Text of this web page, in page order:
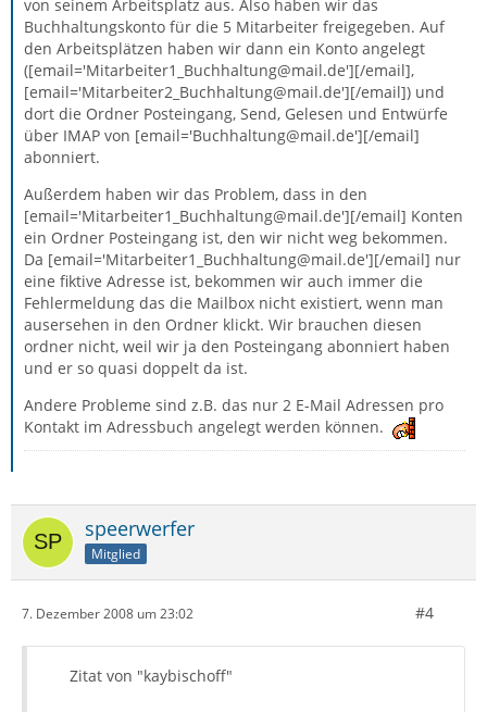
von seinem Arbeitsplatz aus. Also haben wir das
Buchhaltungskonto für die 5 Mitarbeiter freigegeben. Auf
den Arbeitsplätzen haben wir dann ein Konto angelegt
([email='Mitarbeiter1_Buchhaltung@mail.de'][/email],
[email='Mitarbeiter2_Buchhaltung@mail.de'][/email]) und
dort die Ordner Posteingang, Send, Gelesen und Entwürfe
über IMAP von [email='Buchhaltung@mail.de'][/email]
abonniert.
Außerdem haben wir das Problem, dass in den
[email='Mitarbeiter1_Buchhaltung@mail.de'][/email] Konten
ein Ordner Posteingang ist, den wir nicht weg bekommen.
Da [email='Mitarbeiter1_Buchhaltung@mail.de'][/email] nur
eine fiktive Adresse ist, bekommen wir auch immer die
Fehlermeldung das die Mailbox nicht existiert, wenn man
ausersehen in den Ordner klickt. Wir brauchen diesen
ordner nicht, weil wir ja den Posteingang abonniert haben
und er so quasi doppelt da ist.
Andere Probleme sind z.B. das nur 2 E-Mail Adressen pro
Kontakt im Adressbuch angelegt werden können.
speerwerfer
Mitglied
7. Dezember 2008 um 23:02 #4
Zitat von "kaybischoff"